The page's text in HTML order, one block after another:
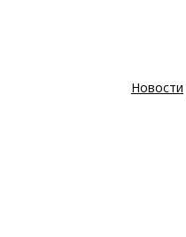
Новости